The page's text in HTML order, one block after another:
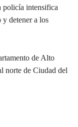
policía intensifica
y detener a los
de Alto
norte de Ciudad del